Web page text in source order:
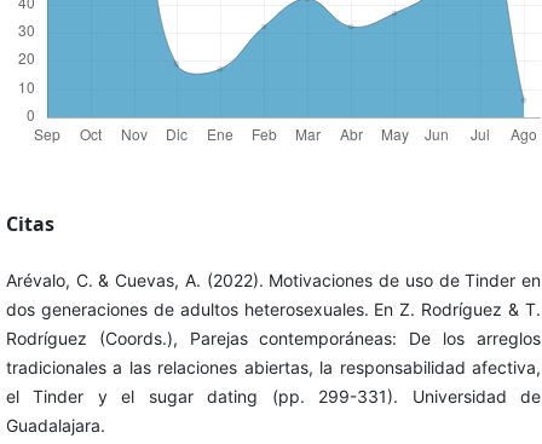
Citas
Arévalo, C. & Cuevas, A. (2022). Motivaciones de uso de Tinder en
dos generaciones de adultos heterosexuales. En Z. Rodríguez & T.
Rodríguez (Coords.), Parejas contemporáneas: De los arreglos
tradicionales a las relaciones abiertas, la responsabilidad afectiva,
el Tinder y el sugar dating (pp. 299-331). Universidad de
Guadalajara.